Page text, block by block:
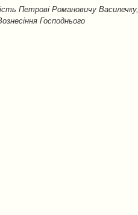
Петрові Романовичу Василечку,
Господнього